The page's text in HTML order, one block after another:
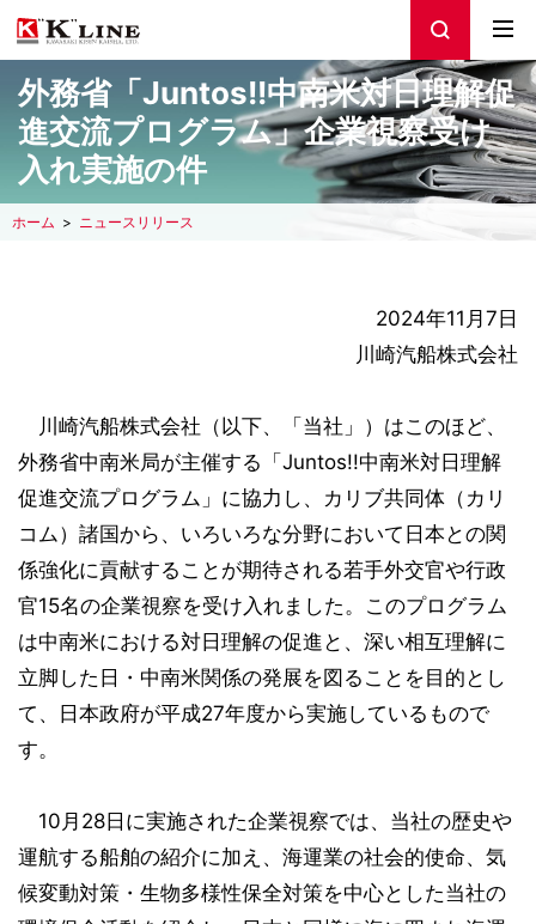
外務省「Juntos!!中南米対日理解促
進交流プログラム」企業視察受け
入れ実施の件
ホーム ニュースリリース
2024年11月7日
川崎汽船株式会社
川崎汽船株式会社（以下、「当社」）はこのほど、
外務省中南米局が主催する「Juntos!!中南米対日理解
促進交流プログラム」に協力し、カリブ共同体（カリ
コム）諸国から、いろいろな分野において日本との関
係強化に貢献することが期待される若手外交官や行政
官15名の企業視察を受け入れました。このプログラム
は中南米における対日理解の促進と、深い相互理解に
立脚した日・中南米関係の発展を図ることを目的とし
て、日本政府が平成27年度から実施しているもので
す。
10月28日に実施された企業視察では、当社の歴史や
運航する船舶の紹介に加え、海運業の社会的使命、気
候変動対策・生物多様性保全対策を中心とした当社の